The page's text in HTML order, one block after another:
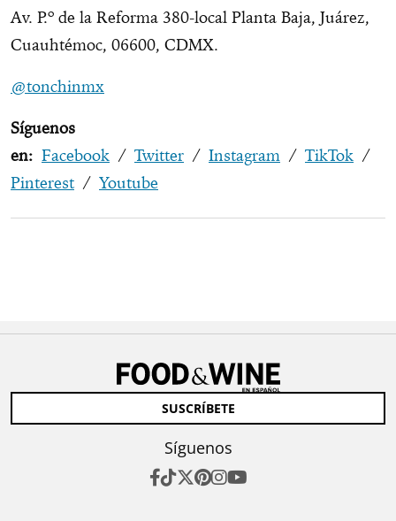
Av. P.º de la Reforma 380-local Planta Baja, Juárez,
Cuauhtémoc, 06600, CDMX.
@tonchinmx
Síguenos
en: Facebook / Twitter / Instagram / TikTok /
Pinterest / Youtube
SUSCRÍBETE
Síguenos